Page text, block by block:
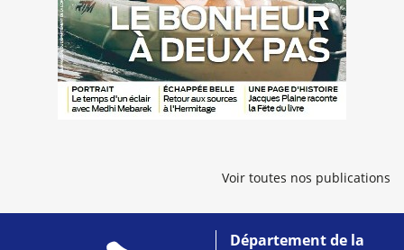
Voir toutes nos publications
Département de la